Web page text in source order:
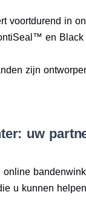
voortdurend in
en
zijn
uw
u kunnen